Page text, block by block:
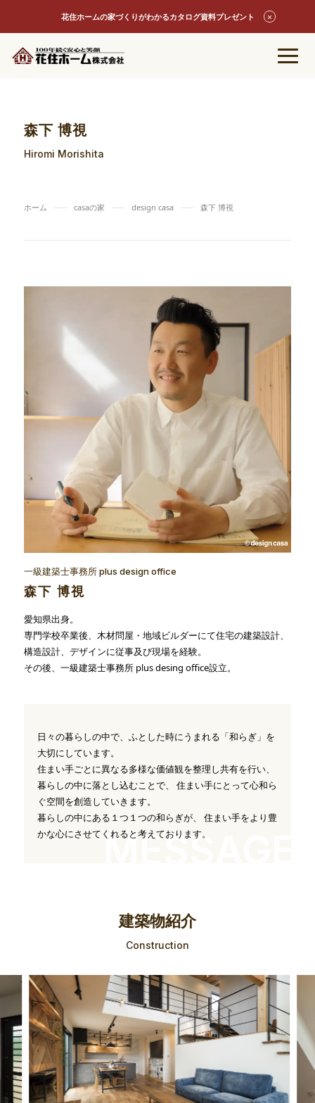
花住ホームの家づくりがわかるカタログ資料プレゼント
森下 博視
Hiromi Morishita
ホーム casaの家 design casa 森下 博視
一級建築士事務所 plus design office
森下 博視
愛知県出身。
専門学校卒業後、木材問屋・地域ビルダーにて住宅の建築設計、
構造設計、デザインに従事及び現場を経験。
その後、一級建築士事務所 plus desing office設立。
MESSAGE
日々の暮らしの中で、ふとした時にうまれる「和らぎ」を
大切にしています。
住まい手ごとに異なる多様な価値観を整理し共有を行い、
暮らしの中に落とし込むことで、 住まい手にとって心和ら
ぐ空間を創造していきます。
暮らしの中にある１つ１つの和らぎが、 住まい手をより豊
かな心にさせてくれると考えております。
建築物紹介
Construction